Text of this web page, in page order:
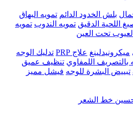
بلش الخدود الدائم تمويه البهاق
اللحية الدقيق تمويه الندوب تمويه
تحت العين
ميكرونيدلينغ علاج PRP
تدليك الوجه
بالتصريف اللمفاوي تنظيف عميق
تبييض البشرة للوجه فيشل مميز
خط الشعر